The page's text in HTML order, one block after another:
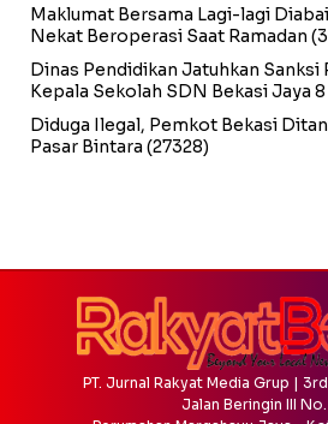
Maklumat Bersama Lagi-lagi
Nekat Beroperasi Saat Ramadan
Dinas Pendidikan Jatuhkan
Kepala Sekolah SDN Bekasi Jaya 8
Diduga Ilegal, Pemkot Bekasi
Pasar Bintara (27328)
PT. Jurnal Rakyat Media Grup |
Jalan Beringin III